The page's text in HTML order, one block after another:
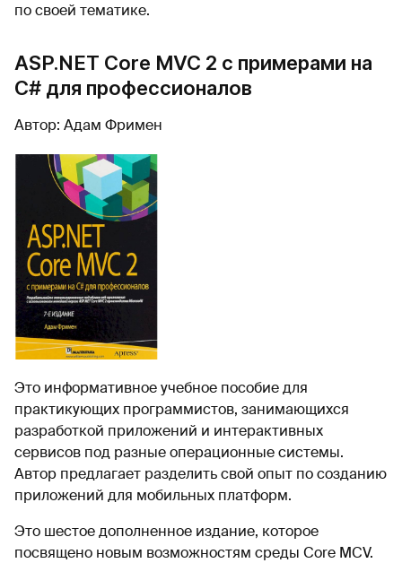
по своей тематике.
ASP.NET Core MVC 2 с примерами на
C# для профессионалов
Автор: Адам Фримен
Это информативное учебное пособие для
практикующих программистов, занимающихся
разработкой приложений и интерактивных
сервисов под разные операционные системы.
Автор предлагает разделить свой опыт по созданию
приложений для мобильных платформ.
Это шестое дополненное издание, которое
посвящено новым возможностям среды Core MCV.